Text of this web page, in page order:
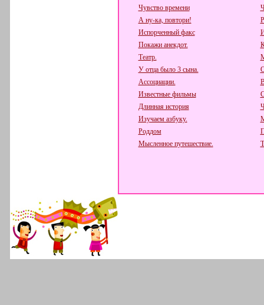
Чувство времени
А ну-ка, повтори!
Испорченный факс
Покажи анекдот.
Театр.
У отца было 3 сына.
Ассоциации.
Известные фильмы
Длинная история
Изучаем азбуку.
Роддом
Мысленное путешествие.